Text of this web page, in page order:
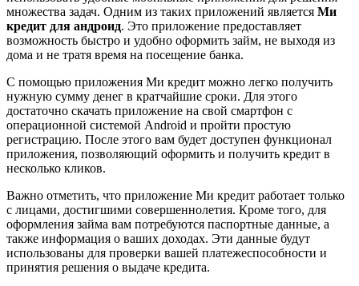
множества задач. Одним из таких приложений является Ми
кредит для андроид. Это приложение предоставляет
возможность быстро и удобно оформить займ, не выходя из
дома и не тратя время на посещение банка.
С помощью приложения Ми кредит можно легко получить
нужную сумму денег в кратчайшие сроки. Для этого
достаточно скачать приложение на свой смартфон с
операционной системой Android и пройти простую
регистрацию. После этого вам будет доступен функционал
приложения, позволяющий оформить и получить кредит в
несколько кликов.
Важно отметить, что приложение Ми кредит работает только
с лицами, достигшими совершеннолетия. Кроме того, для
оформления займа вам потребуются паспортные данные, а
также информация о ваших доходах. Эти данные будут
использованы для проверки вашей платежеспособности и
принятия решения о выдаче кредита.